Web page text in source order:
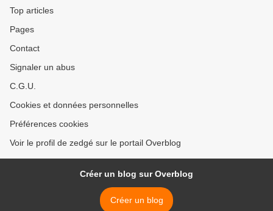
Top articles
Pages
Contact
Signaler un abus
C.G.U.
Cookies et données personnelles
Préférences cookies
Voir le profil de zedgé sur le portail Overblog
Créer un blog sur Overblog
Créer un blog